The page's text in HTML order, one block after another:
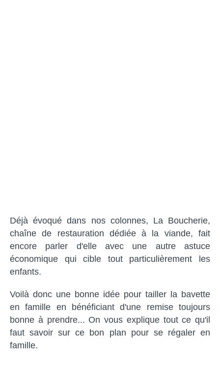
Déjà évoqué dans nos colonnes, La Boucherie,
chaîne de restauration dédiée à la viande, fait
encore parler d'elle avec une autre astuce
économique qui cible tout particulièrement les
enfants.
Voilà donc une bonne idée pour tailler la bavette
en famille en bénéficiant d'une remise toujours
bonne à prendre... On vous explique tout ce qu'il
faut savoir sur ce bon plan pour se régaler en
famille.